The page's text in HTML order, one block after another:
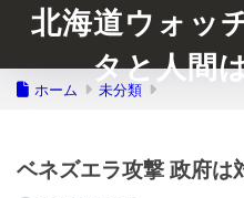
北海道ウォッ
タと人間
ホーム 未分類
ベネズエラ攻撃 政府は